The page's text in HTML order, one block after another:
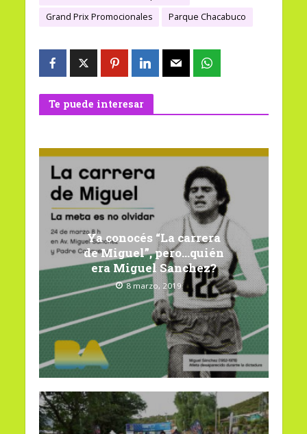
Grand Prix Promocionales
Parque Chacabuco
Te puede interesar
Ya conocés “La carrera
de Miguel”, pero…quién
era Miguel Sanchez?
8 marzo, 2019